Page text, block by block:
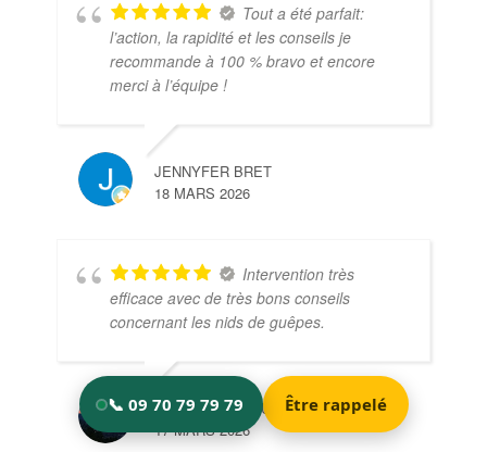
Tout a été parfait:
l’action, la rapidité et les conseils je
recommande à 100 % bravo et encore
merci à l’équipe !
JENNYFER BRET
18 MARS 2026
Intervention très
efficace avec de très bons conseils
concernant les nids de guêpes.
CATHERINE GOUBIN
17 MARS 2026